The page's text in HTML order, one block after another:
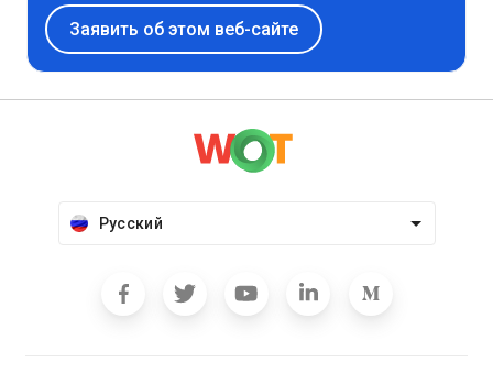
Заявить об этом веб-сайте
Русский